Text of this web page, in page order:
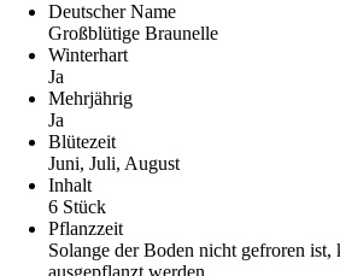
Deutscher Name
Großblütige Braunelle
Winterhart
Ja
Mehrjährig
Ja
Blütezeit
Juni, Juli, August
Inhalt
6 Stück
Pflanzzeit
Solange der Boden nicht gefroren ist,
ausgepflanzt werden